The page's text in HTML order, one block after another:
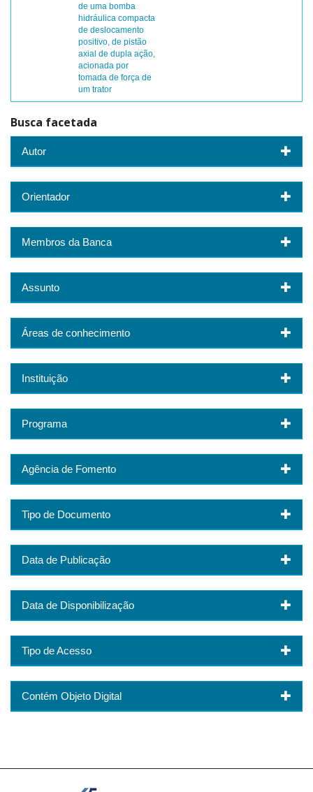
de uma bomba
hidráulica compacta
de deslocamento
positivo, de pistão
axial de dupla ação,
acionada por
tomada de força de
um trator
Busca facetada
Autor
Orientador
Membros da Banca
Assunto
Áreas de conhecimento
Instituição
Programa
Agência de Fomento
Tipo de Documento
Data de Publicação
Data de Disponibilização
Tipo de Acesso
Contém Objeto Digital